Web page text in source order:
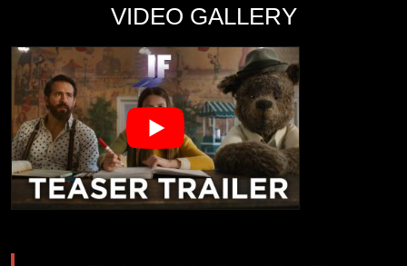
VIDEO GALLERY